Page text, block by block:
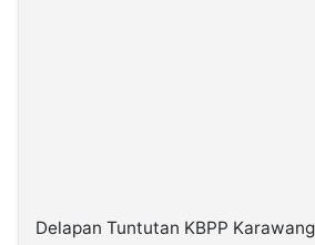
Delapan Tuntutan KBPP Karawang